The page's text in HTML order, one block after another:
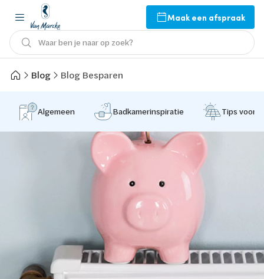
Maak een afspraak
Waar ben je naar op zoek?
Blog Blog Besparen
Algemeen Badkamerinspiratie Tips voor